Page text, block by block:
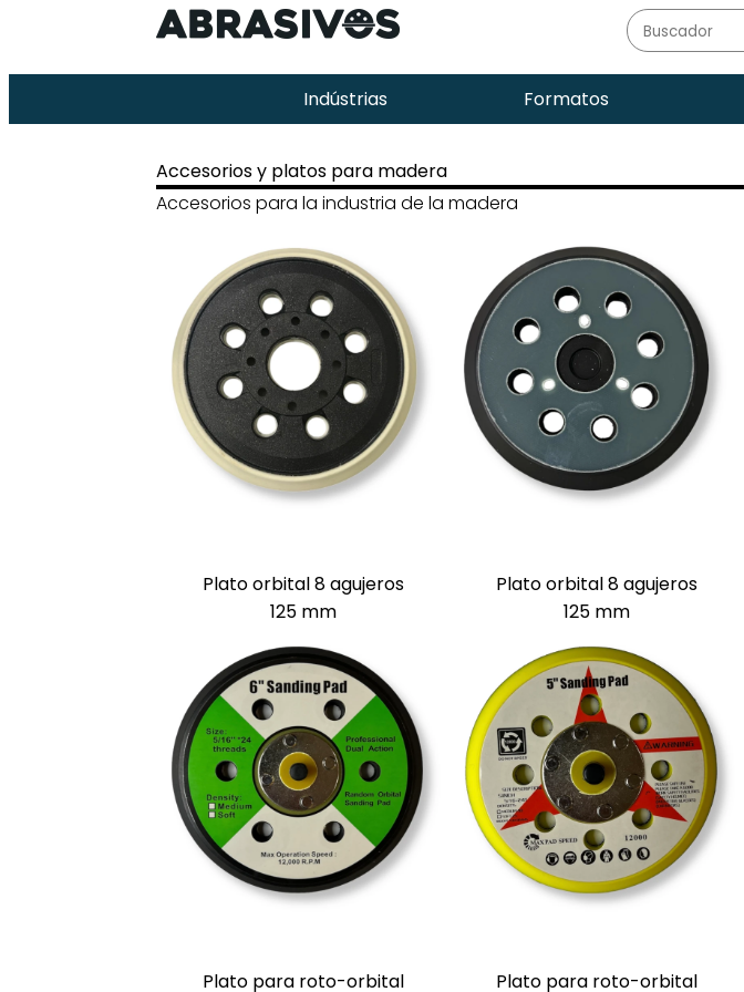
Indústrias Formatos
Accesorios y platos para madera
Accesorios para la industria de la madera
Plato orbital 8 agujeros
125 mm
Plato orbital 8 agujeros
125 mm
Plato para roto-orbital
Plato para roto-orbital